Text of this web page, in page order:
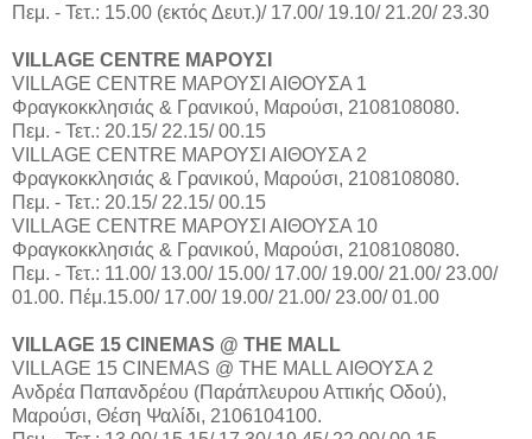
Πεμ. - Τετ.: 15.00 (εκτός Δευτ.)/ 17.00/ 19.10/ 21.20/ 23.30
VILLAGE CENTRE ΜΑΡΟΥΣΙ
VILLAGE CENTRE ΜΑΡΟΥΣΙ ΑΙΘΟΥΣΑ 1
Φραγκοκκλησιάς & Γρανικού, Μαρούσι, 2108108080.
Πεμ. - Τετ.: 20.15/ 22.15/ 00.15
VILLAGE CENTRE ΜΑΡΟΥΣΙ ΑΙΘΟΥΣΑ 2
Φραγκοκκλησιάς & Γρανικού, Μαρούσι, 2108108080.
Πεμ. - Τετ.: 20.15/ 22.15/ 00.15
VILLAGE CENTRE ΜΑΡΟΥΣΙ ΑΙΘΟΥΣΑ 10
Φραγκοκκλησιάς & Γρανικού, Μαρούσι, 2108108080.
Πεμ. - Τετ.: 11.00/ 13.00/ 15.00/ 17.00/ 19.00/ 21.00/ 23.00/
01.00. Πέμ.15.00/ 17.00/ 19.00/ 21.00/ 23.00/ 01.00
VILLAGE 15 CINEMAS @ THE MALL
VILLAGE 15 CINEMAS @ THE MALL ΑΙΘΟΥΣΑ 2
Aνδρέα Παπανδρέου (Παράπλευρου Αττικής Οδού),
Μαρούσι, Θέση Ψαλίδι, 2106104100.